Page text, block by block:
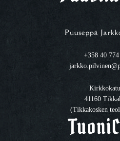
Puuseppä
+358 40
41160
(Tikkakosken